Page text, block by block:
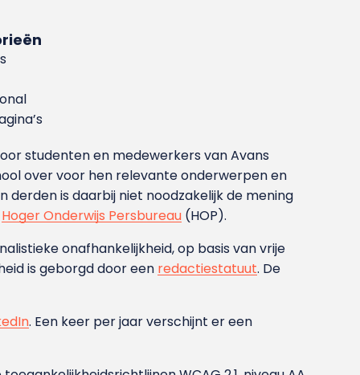
studenten en medewerkers van Avans
over voor hen relevante onderwerpen en
is daarbij niet noodzakelijk de mening
Hoger Onderwijs Persbureau (HOP).
onafhankelijkheid, op basis van vrije
is geborgd door een redactiestatuut. De
. Een keer per jaar verschijnt er een